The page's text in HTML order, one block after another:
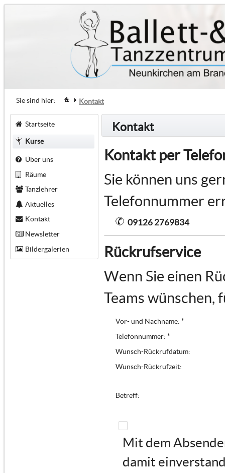
Sie sind hier: Kontakt
Startseite
Kurse
Über uns
Räume
Tanzlehrer
Aktuelles
Kontakt
Newsletter
Bildergalerien
Kontakt
Kontakt per
Sie können uns
Telefonnummer
09126 2769834
Rückrufservice
Wenn Sie einen
Teams wünschen,
Mit dem
damit
Vor- und Nachname: *
Telefonnummer: *
Wunsch-Rückrufdatum:
Wunsch-Rückrufzeit:
Betreff: